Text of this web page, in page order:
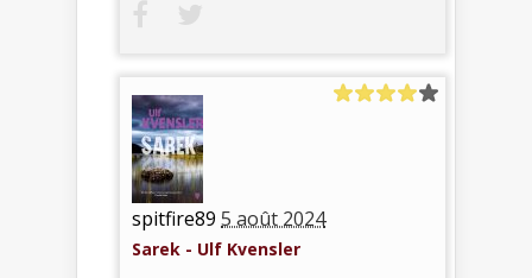
spitfire89 5 août 2024
Sarek - Ulf Kvensler